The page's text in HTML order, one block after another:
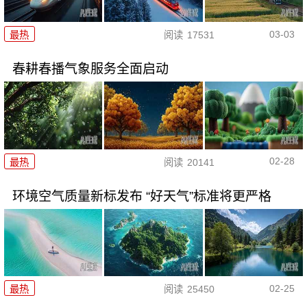
最热 阅读 17531 03-03
春耕春播气象服务全面启动
最热 阅读 20141 02-28
环境空气质量新标发布 “好天气”标准将更严格
最热 阅读 25450 02-25